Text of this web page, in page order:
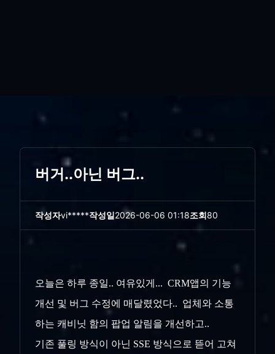
버거..아닌 버그..
작성자vi*****작성일2026-06-06 01:18조회80
오늘은 하루 종일.. 여유있게... CRM앱의 기능
개선 및 버그 수정에 매달렸었다.. 업체와 소통
하는 캐비닛 함의 팝업 알림을 개선하고..
기존 풀링 방식이 아닌 SSE 방식으로 뜯어 고쳐